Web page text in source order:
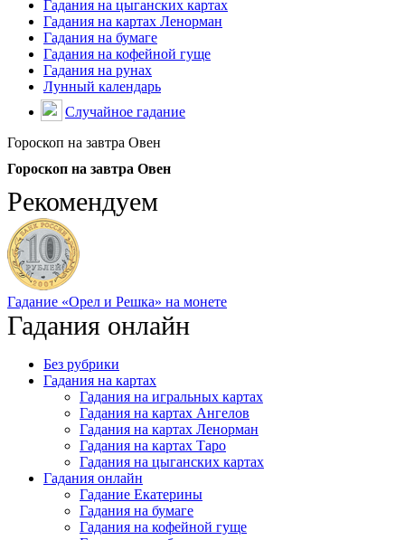
Гадания на цыганских картах
Гадания на картах Ленорман
Гадания на бумаге
Гадания на кофейной гуще
Гадания на рунах
Лунный календарь
Случайное гадание
Гороскоп на завтра Овен
Гороскоп на завтра Овен
Рекомендуем
Гадание «Орел и Решка» на монете
Гадания онлайн
Без рубрики
Гадания на картах
Гадания на игральных картах
Гадания на картах Ангелов
Гадания на картах Ленорман
Гадания на картах Таро
Гадания на цыганских картах
Гадания онлайн
Гадание Екатерины
Гадания на бумаге
Гадания на кофейной гуще